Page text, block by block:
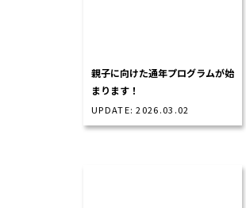
親子に向けた通年プログラムが始
まります！
UPDATE: 2026.03.02